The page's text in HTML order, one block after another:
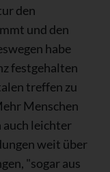
den
und den
habe
festgehalten
treffen zu
Menschen
leichter
weit über
"sogar aus